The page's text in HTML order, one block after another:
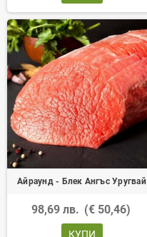
Айраунд - Блек Ангъс Уругвай
98,69 лв. (€ 50,46)
КУПИ